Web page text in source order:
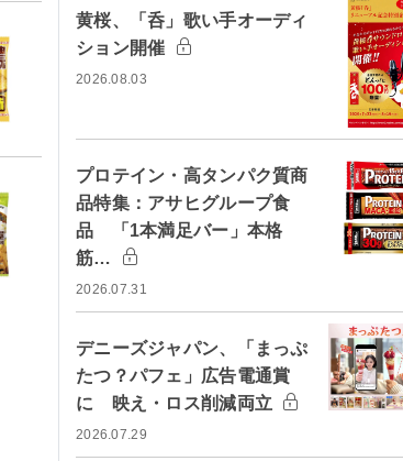
黄桜、「呑」歌い手オーディ
ション開催
2026.08.03
プロテイン・高タンパク質商
品特集：アサヒグループ食
品 「1本満足バー」本格
筋…
2026.07.31
デニーズジャパン、「まっぷ
たつ？パフェ」広告電通賞
に 映え・ロス削減両立
2026.07.29